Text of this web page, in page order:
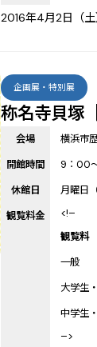
2016年4月2日（土
称名寺貝塚
企画展・特別展
会場
横浜市
開館時間
9：00
休館日
月曜日
観覧料金
<!–
観覧料
一般
大学生
中学生
–>